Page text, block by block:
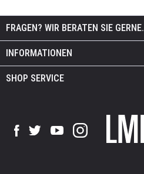
FRAGEN? WIR BERATEN SIE GERNE.
INFORMATIONEN
SHOP SERVICE